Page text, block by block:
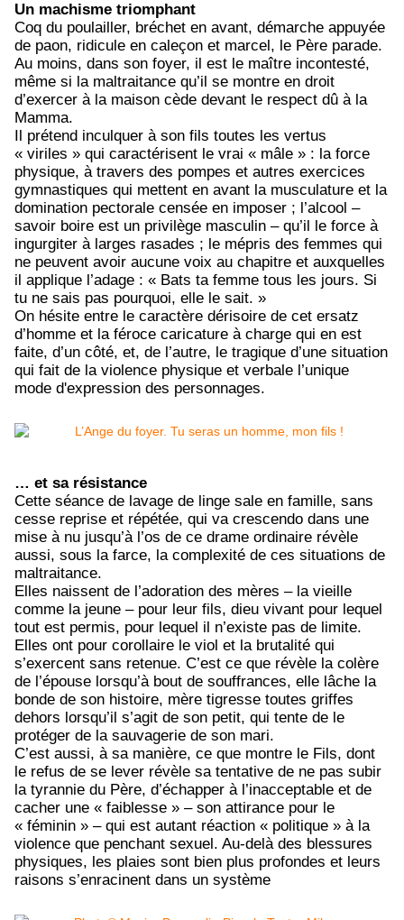
Un machisme triomphant
Coq du poulailler, bréchet en avant, démarche appuyée
de paon, ridicule en caleçon et marcel, le Père parade.
Au moins, dans son foyer, il est le maître incontesté,
même si la maltraitance qu’il se montre en droit
d’exercer à la maison cède devant le respect dû à la
Mamma.
Il prétend inculquer à son fils toutes les vertus
« viriles » qui caractérisent le vrai « mâle » : la force
physique, à travers des pompes et autres exercices
gymnastiques qui mettent en avant la musculature et la
domination pectorale censée en imposer ; l’alcool –
savoir boire est un privilège masculin – qu’il le force à
ingurgiter à larges rasades ; le mépris des femmes qui
ne peuvent avoir aucune voix au chapitre et auxquelles
il applique l’adage : « Bats ta femme tous les jours. Si
tu ne sais pas pourquoi, elle le sait. »
On hésite entre le caractère dérisoire de cet ersatz
d’homme et la féroce caricature à charge qui en est
faite, d’un côté, et, de l’autre, le tragique d’une situation
qui fait de la violence physique et verbale l’unique
mode d'expression des personnages.
… et sa résistance
Cette séance de lavage de linge sale en famille, sans
cesse reprise et répétée, qui va crescendo dans une
mise à nu jusqu’à l’os de ce drame ordinaire révèle
aussi, sous la farce, la complexité de ces situations de
maltraitance.
Elles naissent de l’adoration des mères – la vieille
comme la jeune – pour leur fils, dieu vivant pour lequel
tout est permis, pour lequel il n’existe pas de limite.
Elles ont pour corollaire le viol et la brutalité qui
s’exercent sans retenue. C’est ce que révèle la colère
de l’épouse lorsqu’à bout de souffrances, elle lâche la
bonde de son histoire, mère tigresse toutes griffes
dehors lorsqu’il s’agit de son petit, qui tente de le
protéger de la sauvagerie de son mari.
C’est aussi, à sa manière, ce que montre le Fils, dont
le refus de se lever révèle sa tentative de ne pas subir
la tyrannie du Père, d’échapper à l’inacceptable et de
cacher une « faiblesse » – son attirance pour le
« féminin » – qui est autant réaction « politique » à la
violence que penchant sexuel. Au-delà des blessures
physiques, les plaies sont bien plus profondes et leurs
raisons s’enracinent dans un système